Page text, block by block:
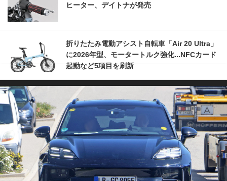
ヒーター、デイトナが発売
折りたたみ電動アシスト自転車「Air 20 Ultra」
に2026年型、モータートルク強化...NFCカード
起動など5項目を刷新